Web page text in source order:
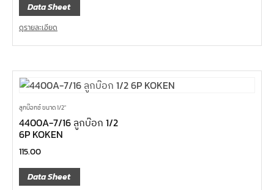
Data Sheet
ดูรายละเอียด
ลูกบ๊อกซ์ ขนาด 1/2"
4400A-7/16 ลูกบ๊อก 1/2
6P KOKEN
115.00
Data Sheet